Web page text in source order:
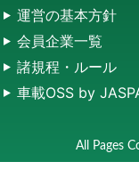
運営の基本方針
会員企業一覧
諸規程・ルール
車載OSS by
All Pages